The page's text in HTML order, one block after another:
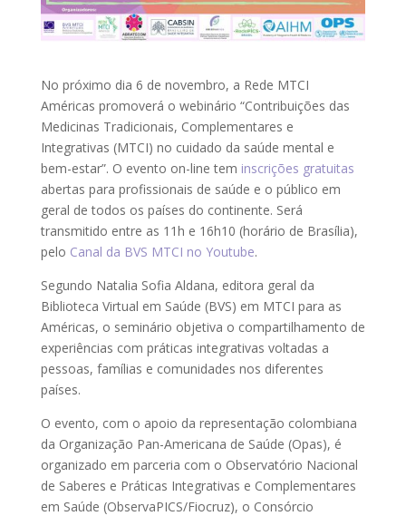
No próximo dia 6 de novembro, a Rede MTCI
Américas promoverá o webinário “Contribuições das
Medicinas Tradicionais, Complementares e
Integrativas (MTCI) no cuidado da saúde mental e
bem-estar”. O evento on-line tem inscrições gratuitas
abertas para profissionais de saúde e o público em
geral de todos os países do continente. Será
transmitido entre as 11h e 16h10 (horário de Brasília),
pelo Canal da BVS MTCI no Youtube.
Segundo Natalia Sofia Aldana, editora geral da
Biblioteca Virtual em Saúde (BVS) em MTCI para as
Américas, o seminário objetiva o compartilhamento de
experiências com práticas integrativas voltadas a
pessoas, famílias e comunidades nos diferentes
países.
O evento, com o apoio da representação colombiana
da Organização Pan-Americana de Saúde (Opas), é
organizado em parceria com o Observatório Nacional
de Saberes e Práticas Integrativas e Complementares
em Saúde (ObservaPICS/Fiocruz), o Consórcio